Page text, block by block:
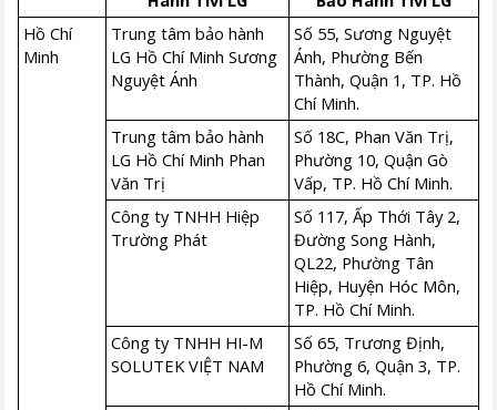
Hồ Chí
Minh
Trung tâm bảo hành
LG Hồ Chí Minh Sương
Nguyệt Ánh
Số 55, Sương Nguyệt
Ánh, Phường Bến
Thành, Quận 1, TP. Hồ
Chí Minh.
Trung tâm bảo hành
LG Hồ Chí Minh Phan
Văn Trị
Số 18C, Phan Văn Trị,
Phường 10, Quận Gò
Vấp, TP. Hồ Chí Minh.
Công ty TNHH Hiệp
Trường Phát
Số 117, Ấp Thới Tây 2,
Đường Song Hành,
QL22, Phường Tân
Hiệp, Huyện Hóc Môn,
TP. Hồ Chí Minh.
Công ty TNHH HI-M
SOLUTEK VIỆT NAM
Số 65, Trương Định,
Phường 6, Quận 3, TP.
Hồ Chí Minh.